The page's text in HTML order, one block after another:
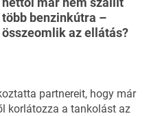
több benzinkútra –
összeomlik az ellátás?
partnereit, hogy már
korlátozza a tankolást az